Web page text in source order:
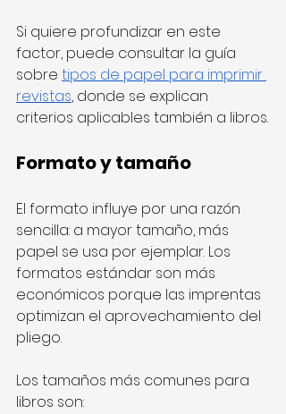
Si quiere profundizar en este
factor, puede consultar la guía
sobre tipos de papel para imprimir
revistas, donde se explican
criterios aplicables también a libros.
Formato y tamaño
El formato influye por una razón
sencilla: a mayor tamaño, más
papel se usa por ejemplar. Los
formatos estándar son más
económicos porque las imprentas
optimizan el aprovechamiento del
pliego.
Los tamaños más comunes para
libros son: